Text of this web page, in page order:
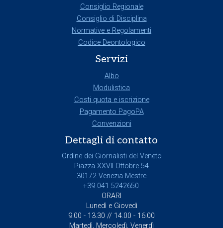
Consiglio Regionale
Consiglio di Disciplina
Normative e Regolamenti
Codice Deontologico
Servizi
Albo
Modulistica
Costi quota e iscrizione
Pagamento PagoPA
Convenzioni
Dettagli di contatto
Ordine dei Giornalisti del Veneto
Piazza XXVII Ottobre 54
30172 Venezia Mestre
+39 041 5242650
ORARI
Lunedì e Giovedì
9.00 - 13.30 // 14.00 - 16.00
Martedì, Mercoledì, Venerdì